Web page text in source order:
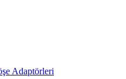
Adaptörleri